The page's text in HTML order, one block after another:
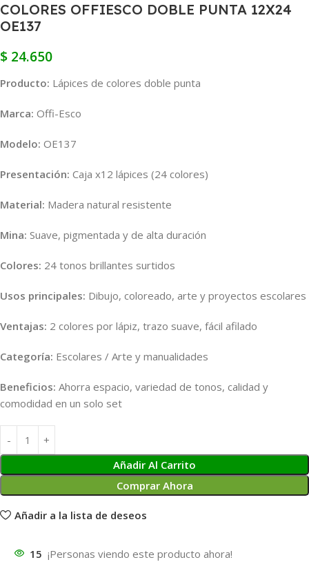
COLORES OFFIESCO DOBLE PUNTA 12X24
OE137
$ 24.650
Producto: Lápices de colores doble punta
Marca: Offi-Esco
Modelo: OE137
Presentación: Caja x12 lápices (24 colores)
Material: Madera natural resistente
Mina: Suave, pigmentada y de alta duración
Colores: 24 tonos brillantes surtidos
Usos principales: Dibujo, coloreado, arte y proyectos escolares
Ventajas: 2 colores por lápiz, trazo suave, fácil afilado
Categoría: Escolares / Arte y manualidades
Beneficios: Ahorra espacio, variedad de tonos, calidad y
comodidad en un solo set
Añadir Al Carrito
Comprar Ahora
Añadir a la lista de deseos
15 ¡Personas viendo este producto ahora!